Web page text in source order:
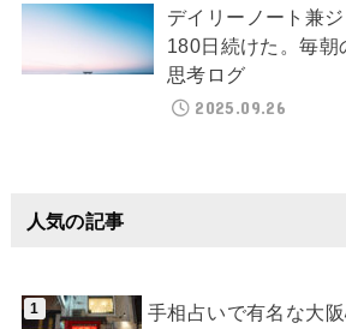
デイリーノート兼
180日続けた。毎朝
思考ログ
2025.09.26
人気の記事
手相占いで有名な大